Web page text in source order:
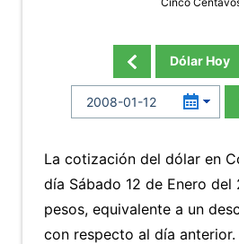
Dólar Hoy
La cotización del dólar en
día Sábado 12 de Enero del
pesos, equivalente a un
con respecto al día